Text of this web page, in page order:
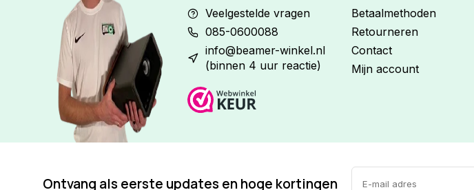
Veelgestelde vragen
085-0600088
info@beamer-winkel.nl
(binnen 4 uur reactie)
Betaalmethoden
Retourneren
Contact
Mijn account
Ontvang als eerste updates en hoge kortingen